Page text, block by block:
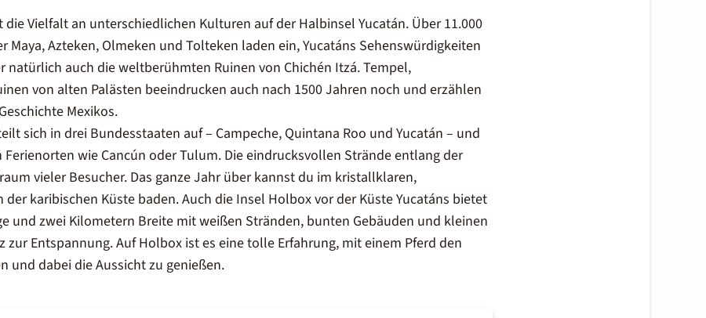
Vielfalt an unterschiedlichen Kulturen auf der Halbinsel Yucatán. Über 11.000
Maya, Azteken, Olmeken und Tolteken laden ein, Yucatáns Sehenswürdigkeiten
natürlich auch die weltberühmten Ruinen von Chichén Itzá. Tempel,
von alten Palästen beeindrucken auch nach 1500 Jahren noch und erzählen
Mexikos.
sich in drei Bundesstaaten auf – Campeche, Quintana Roo und Yucatán – und
wie Cancún oder Tulum. Die eindrucksvollen Strände entlang der
vieler Besucher. Das ganze Jahr über kannst du im kristallklaren,
der karibischen Küste baden. Auch die Insel Holbox vor der Küste Yucatáns bietet
und zwei Kilometern Breite mit weißen Stränden, bunten Gebäuden und kleinen
zur Entspannung. Auf Holbox ist es eine tolle Erfahrung, mit einem Pferd den
und dabei die Aussicht zu genießen.